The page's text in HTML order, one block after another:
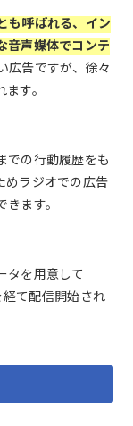
も呼ばれる、イン
音声媒体でコンテ
広告ですが、徐々
す。
での行動履歴をも
めラジオでの広告
ます。
タを用意して
て配信開始され